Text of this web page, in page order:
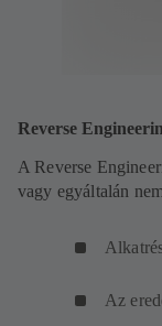
Reverse
A Reverse
vagy egyáltalán
Az